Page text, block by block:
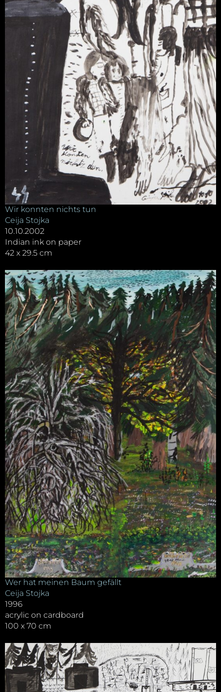
Wir konnten nichts tun
Ceija Stojka
10.10.2002
Indian ink on paper
42 x 29.5 cm
Wer hat meinen Baum gefällt
Ceija Stojka
1996
acrylic on cardboard
100 x 70 cm